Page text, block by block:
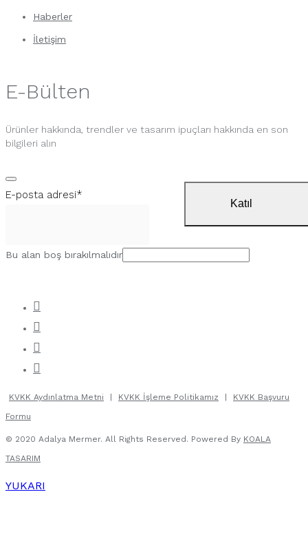
Haberler
İletişim
E-Bülten
Ürünler hakkında, trendler ve tasarım ipuçları hakkında en son
bilgileri alın
E-posta adresi*
Katıl
Bu alan boş bırakılmalıdır
KVKK Aydınlatma Metni KVKK İşleme Politikamız
KVKK Başvuru
Formu
© 2020 Adalya Mermer. All Rights Reserved. Powered By KOALA
TASARIM
YUKARI